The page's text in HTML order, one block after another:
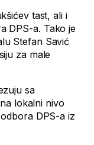
tast, ali i
DPS-a. Tako je
Stefan Savić
za male
sa
lokalni nivo
DPS-a iz